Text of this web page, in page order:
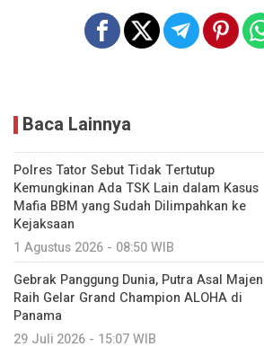
Baca Lainnya
Polres Tator Sebut Tidak Tertutup
Kemungkinan Ada TSK Lain dalam Kasus
Mafia BBM yang Sudah Dilimpahkan ke
Kejaksaan
1 Agustus 2026 - 08:50 WIB
Gebrak Panggung Dunia, Putra Asal
Raih Gelar Grand Champion ALOHA di
Panama
29 Juli 2026 - 15:07 WIB